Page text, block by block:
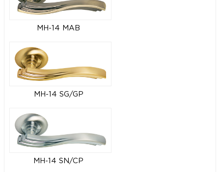
MH-14 MAB
MH-14 SG/GP
MH-14 SN/CP